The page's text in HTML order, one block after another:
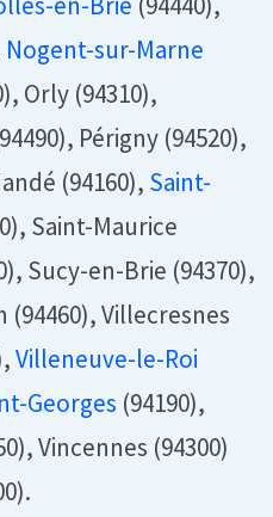
Nogent-sur-Marne
Orly (94310),
Périgny (94520),
(94160), Saint-
Saint-Maurice
Sucy-en-Brie (94370),
(94460), Villecresnes
Villeneuve-le-Roi
Georges (94190),
Vincennes (94300)